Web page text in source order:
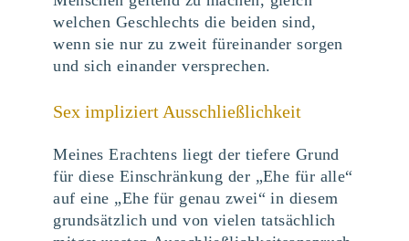
welchen Geschlechts die beiden sind,
wenn sie nur zu zweit füreinander sorgen
und sich einander versprechen.
Sex impliziert Ausschließlichkeit
Meines Erachtens liegt der tiefere Grund
für diese Einschränkung der „Ehe für alle“
auf eine „Ehe für genau zwei“ in diesem
grundsätzlich und von vielen tatsächlich